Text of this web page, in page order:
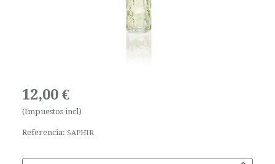
12,00 €
(Impuestos incl)
Referencia: SAPHIR